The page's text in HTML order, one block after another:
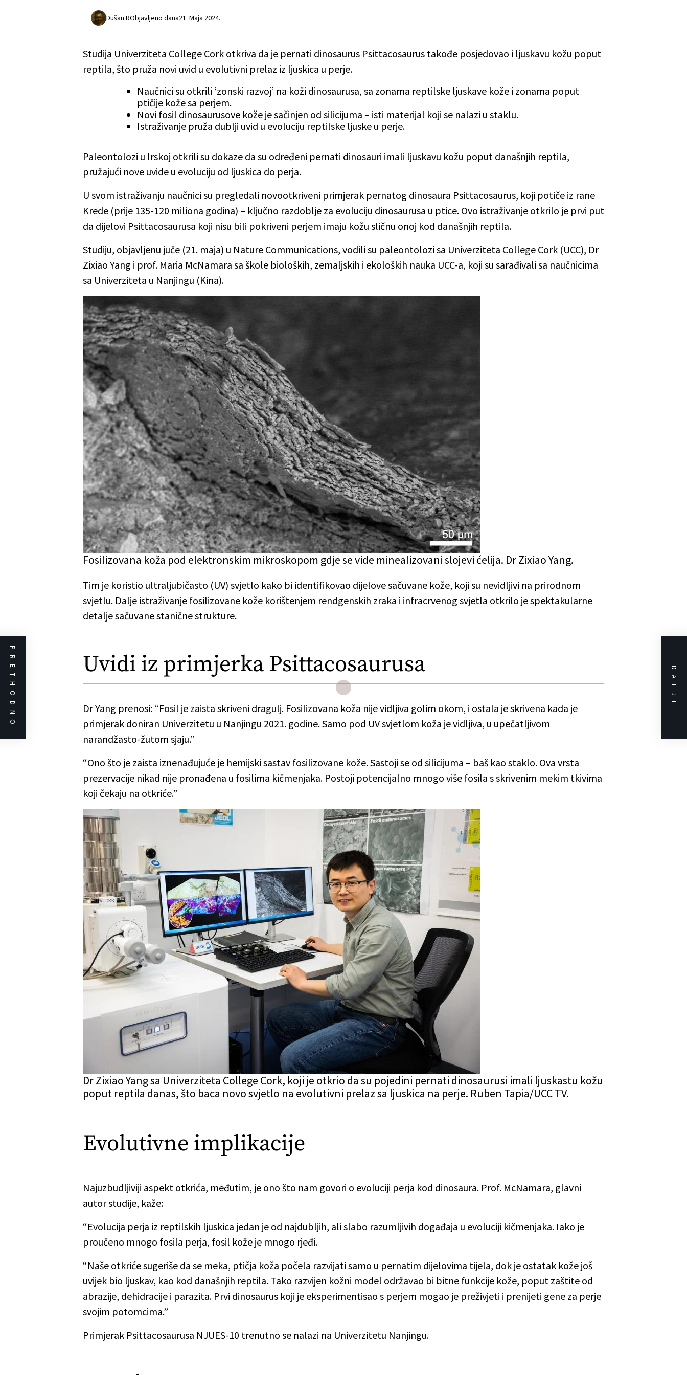
Dušan RObjavljeno dana21. Maja 2024.
Studija Univerziteta College Cork otkriva da je pernati dinosaurus Psittacosaurus takođe posjedovao i ljuskavu kožu poput
reptila, što pruža novi uvid u evolutivni prelaz iz ljuskica u perje.
Naučnici su otkrili ‘zonski razvoj’ na koži dinosaurusa, sa zonama reptilske ljuskave kože i zonama poput
ptičije kože sa perjem.
Novi fosil dinosaurusove kože je sačinjen od silicijuma – isti materijal koji se nalazi u staklu.
Istraživanje pruža dublji uvid u evoluciju reptilske ljuske u perje.
Paleontolozi u Irskoj otkrili su dokaze da su određeni pernati dinosauri imali ljuskavu kožu poput današnjih reptila,
pružajući nove uvide u evoluciju od ljuskica do perja.
U svom istraživanju naučnici su pregledali novootkriveni primjerak pernatog dinosaura Psittacosaurus, koji potiče iz rane
Krede (prije 135-120 miliona godina) – ključno razdoblje za evoluciju dinosaurusa u ptice. Ovo istraživanje otkrilo je prvi put
da dijelovi Psittacosaurusa koji nisu bili pokriveni perjem imaju kožu sličnu onoj kod današnjih reptila.
Studiju, objavljenu juče (21. maja) u Nature Communications, vodili su paleontolozi sa Univerziteta College Cork (UCC), Dr
Zixiao Yang i prof. Maria McNamara sa škole bioloških, zemaljskih i ekoloških nauka UCC-a, koji su sarađivali sa naučnicima
sa Univerziteta u Nanjingu (Kina).
Fosilizovana koža pod elektronskim mikroskopom gdje se vide minealizovani slojevi ćelija. Dr Zixiao Yang.
Tim je koristio ultraljubičasto (UV) svjetlo kako bi identifikovao dijelove sačuvane kože, koji su nevidljivi na prirodnom
svjetlu. Dalje istraživanje fosilizovane kože korištenjem rendgenskih zraka i infracrvenog svjetla otkrilo je spektakularne
detalje sačuvane stanične strukture.
Uvidi iz primjerka Psittacosaurusa
Dr Yang prenosi: “Fosil je zaista skriveni dragulj. Fosilizovana koža nije vidljiva golim okom, i ostala je skrivena kada je
primjerak doniran Univerzitetu u Nanjingu 2021. godine. Samo pod UV svjetlom koža je vidljiva, u upečatljivom
narandžasto-žutom sjaju.”
“Ono što je zaista iznenađujuće je hemijski sastav fosilizovane kože. Sastoji se od silicijuma – baš kao staklo. Ova vrsta
prezervacije nikad nije pronađena u fosilima kičmenjaka. Postoji potencijalno mnogo više fosila s skrivenim mekim tkivima
koji čekaju na otkriće.”
Dr Zixiao Yang sa Univerziteta College Cork, koji je otkrio da su pojedini pernati dinosaurusi imali ljuskastu kožu
poput reptila danas, što baca novo svjetlo na evolutivni prelaz sa ljuskica na perje. Ruben Tapia/UCC TV.
Evolutivne implikacije
Najuzbudljiviji aspekt otkrića, međutim, je ono što nam govori o evoluciji perja kod dinosaura. Prof. McNamara, glavni
autor studije, kaže:
“Evolucija perja iz reptilskih ljuskica jedan je od najdubljih, ali slabo razumljivih događaja u evoluciji kičmenjaka. Iako je
proučeno mnogo fosila perja, fosil kože je mnogo rjeđi.
“Naše otkriće sugeriše da se meka, ptičja koža počela razvijati samo u pernatim dijelovima tijela, dok je ostatak kože još
uvijek bio ljuskav, kao kod današnjih reptila. Tako razvijen kožni model održavao bi bitne funkcije kože, poput zaštite od
abrazije, dehidracije i parazita. Prvi dinosaurus koji je eksperimentisao s perjem mogao je preživjeti i prenijeti gene za perje
svojim potomcima.”
Primjerak Psittacosaurusa NJUES-10 trenutno se nalazi na Univerzitetu Nanjingu.
PRETHODNO DALJE